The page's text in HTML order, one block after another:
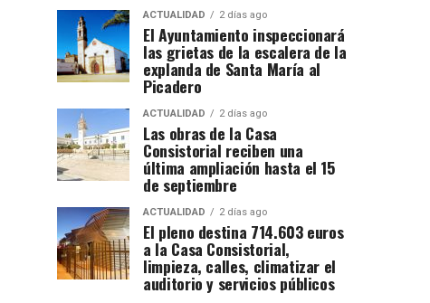
ACTUALIDAD 2 días ago
El Ayuntamiento inspeccionará
las grietas de la escalera de la
explanda de Santa María al
Picadero
ACTUALIDAD 2 días ago
Las obras de la Casa
Consistorial reciben una
última ampliación hasta el 15
de septiembre
ACTUALIDAD 2 días ago
El pleno destina 714.603 euros
a la Casa Consistorial,
limpieza, calles, climatizar el
auditorio y servicios públicos